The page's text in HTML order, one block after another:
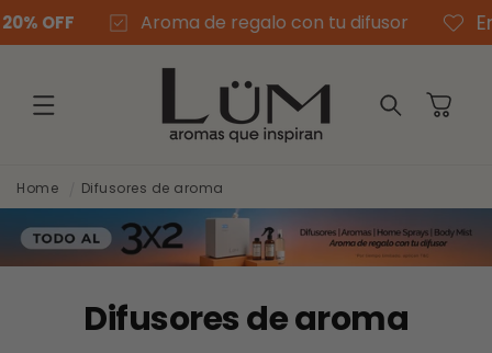
directamente
Aroma de regalo con tu difusor Envío
Carrito
Home Difusores de aroma
Difusores de aroma